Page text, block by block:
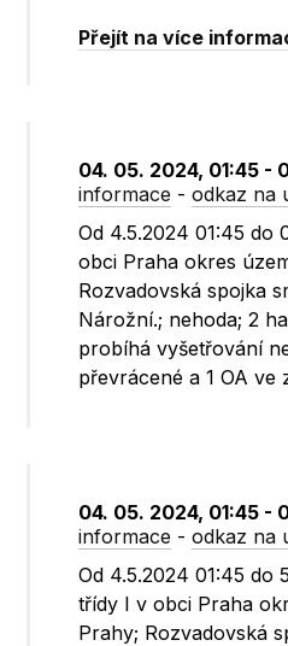
Přejít na více
04. 05. 2024, 01:45 -
informace -odkaz na
Od 4.5.2024 01:45 do
obci Praha okres
Rozvadovská spojka
Nárožní.; nehoda; 2
probíhá vyšetřování
převrácené a 1 OA ve
04. 05. 2024, 01:45 -
informace -odkaz na
Od 4.5.2024 01:45 do
třídy I v obci Praha
Prahy; Rozvadovská